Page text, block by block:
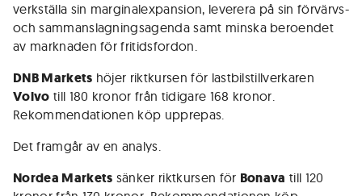
verkställa sin marginalexpansion, leverera på sin förvärvs-
och sammanslagningsagenda samt minska beroendet
av marknaden för fritidsfordon.
DNB Markets höjer riktkursen för lastbilstillverkaren
Volvo till 180 kronor från tidigare 168 kronor.
Rekommendationen köp upprepas.
Det framgår av en analys.
Nordea Markets sänker riktkursen för Bonava till 120